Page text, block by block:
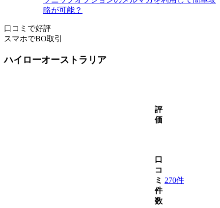
略が可能？
口コミで好評
スマホでBO取引
ハイローオーストラリア
評
価
口
コ
ミ
件
数
270件